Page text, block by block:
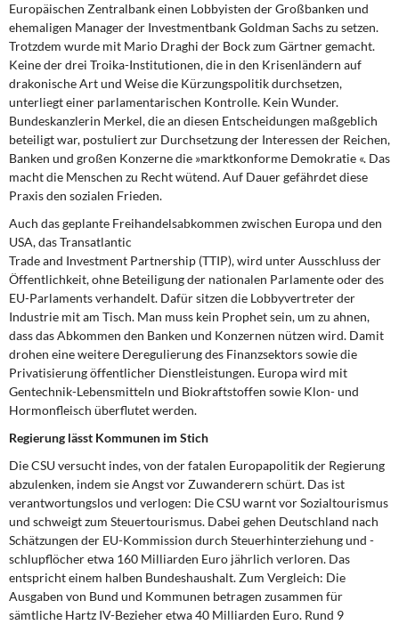
Europäischen Zentralbank einen Lobbyisten der Großbanken und
ehemaligen Manager der Investmentbank Goldman Sachs zu setzen.
Trotzdem wurde mit Mario Draghi der Bock zum Gärtner gemacht.
Keine der drei Troika-Institutionen, die in den Krisenländern auf
drakonische Art und Weise die Kürzungspolitik durchsetzen,
unterliegt einer parlamentarischen Kontrolle. Kein Wunder.
Bundeskanzlerin Merkel, die an diesen Entscheidungen maßgeblich
beteiligt war, postuliert zur Durchsetzung der Interessen der Reichen,
Banken und großen Konzerne die »marktkonforme Demokratie «. Das
macht die Menschen zu Recht wütend. Auf Dauer gefährdet diese
Praxis den sozialen Frieden.
Auch das geplante Freihandelsabkommen zwischen Europa und den
USA, das Transatlantic
Trade and Investment Partnership (TTIP), wird unter Ausschluss der
Öffentlichkeit, ohne Beteiligung der nationalen Parlamente oder des
EU-Parlaments verhandelt. Dafür sitzen die Lobbyvertreter der
Industrie mit am Tisch. Man muss kein Prophet sein, um zu ahnen,
dass das Abkommen den Banken und Konzernen nützen wird. Damit
drohen eine weitere Deregulierung des Finanzsektors sowie die
Privatisierung öffentlicher Dienstleistungen. Europa wird mit
Gentechnik-Lebensmitteln und Biokraftstoffen sowie Klon- und
Hormonfleisch überflutet werden.
Regierung lässt Kommunen im Stich
Die CSU versucht indes, von der fatalen Europapolitik der Regierung
abzulenken, indem sie Angst vor Zuwanderern schürt. Das ist
verantwortungslos und verlogen: Die CSU warnt vor Sozialtourismus
und schweigt zum Steuertourismus. Dabei gehen Deutschland nach
Schätzungen der EU-Kommission durch Steuerhinterziehung und -
schlupflöcher etwa 160 Milliarden Euro jährlich verloren. Das
entspricht einem halben Bundeshaushalt. Zum Vergleich: Die
Ausgaben von Bund und Kommunen betragen zusammen für
sämtliche Hartz IV-Bezieher etwa 40 Milliarden Euro. Rund 9